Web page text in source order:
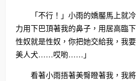
「不行！」小雨的嬌靨馬上就
力用下巴頂著我的鼻子，用居高臨
性奴就是性奴，你把她交給我，我
美人犬……哎喲……」
看著小雨捂著美臀瞪著我，我